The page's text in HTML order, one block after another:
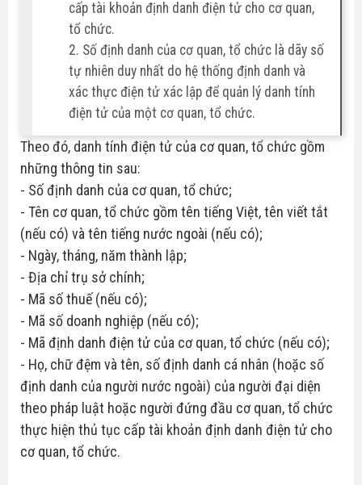
cấp tài khoản định danh điện tử cho cơ quan,
tổ chức.
2. Số định danh của cơ quan, tổ chức là dãy số
tự nhiên duy nhất do hệ thống định danh và
xác thực điện tử xác lập để quản lý danh tính
điện tử của một cơ quan, tổ chức.
Theo đó, danh tính điện tử của cơ quan, tổ chức gồm
những thông tin sau:
- Số định danh của cơ quan, tổ chức;
- Tên cơ quan, tổ chức gồm tên tiếng Việt, tên viết tắt
(nếu có) và tên tiếng nước ngoài (nếu có);
- Ngày, tháng, năm thành lập;
- Địa chỉ trụ sở chính;
- Mã số thuế (nếu có);
- Mã số doanh nghiệp (nếu có);
- Mã định danh điện tử của cơ quan, tổ chức (nếu có);
- Họ, chữ đệm và tên, số định danh cá nhân (hoặc số
định danh của người nước ngoài) của người đại diện
theo pháp luật hoặc người đứng đầu cơ quan, tổ chức
thực hiện thủ tục cấp tài khoản định danh điện tử cho
cơ quan, tổ chức.